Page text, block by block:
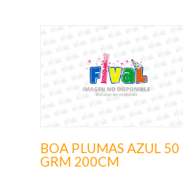
BOA PLUMAS AZUL 50
GRM 200CM